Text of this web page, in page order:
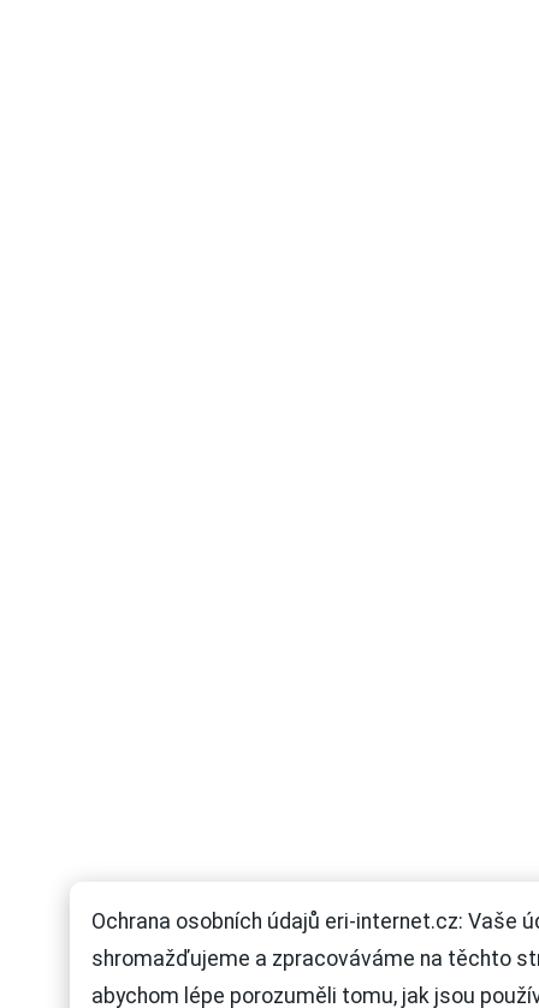
Ochrana osobních údajů eri-internet.cz: Vaše
shromažďujeme a zpracováváme na těchto
abychom lépe porozuměli tomu, jak jsou